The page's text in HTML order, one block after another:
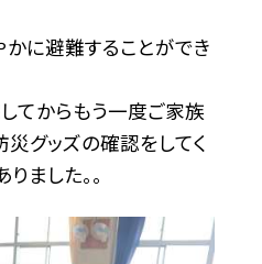
に避難することができ
てからもう一度ご家族
グッズの確認をしてく
ました。。